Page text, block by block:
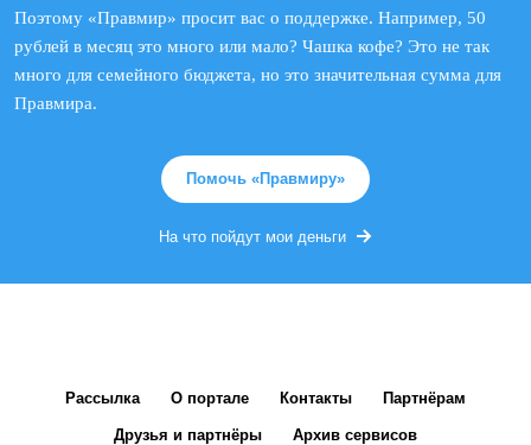
Поэтому «Правмир» просит вас о поддержке. Например, 50
рублей в месяц это много или мало? Чашка кофе? Это не так
много для семейного бюджета, но это значительная сумма для
Правмира.
Помочь «Правмиру»
На что пойдут мои деньги
Рассылка О портале Контакты Партнёрам
Друзья и партнёры Архив сервисов